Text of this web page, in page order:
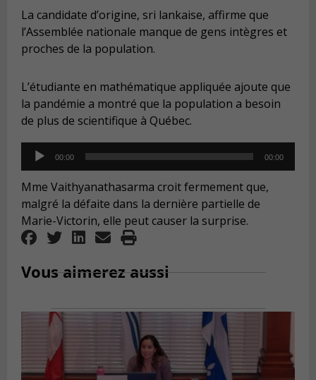
La candidate d’origine, sri lankaise, affirme que
l’Assemblée nationale manque de gens intègres et
proches de la population.
L’étudiante en mathématique appliquée ajoute que
la pandémie a montré que la population a besoin
de plus de scientifique à Québec.
Audio
Player
00:00 00:00
Mme Vaithyanathasarma croit fermement que,
malgré la défaite dans la dernière partielle de
Marie-Victorin, elle peut causer la surprise.
Vous aimerez aussi